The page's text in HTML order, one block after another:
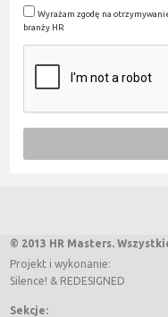
Wyrażam zgodę na
branży HR
© 2013 HR Masters.
Projekt i wykonanie:
Silence! & REDESIGNED
Sekcje: